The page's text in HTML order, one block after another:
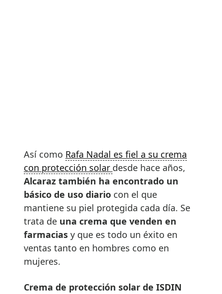
Así como Rafa Nadal es fiel a su crema
con protección solar desde hace años,
Alcaraz también ha encontrado un
básico de uso diario con el que
mantiene su piel protegida cada día. Se
trata de una crema que venden en
farmacias y que es todo un éxito en
ventas tanto en hombres como en
mujeres.
Crema de protección solar de ISDIN